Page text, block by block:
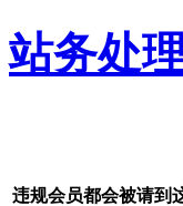
站务处
违规会员都会被请到